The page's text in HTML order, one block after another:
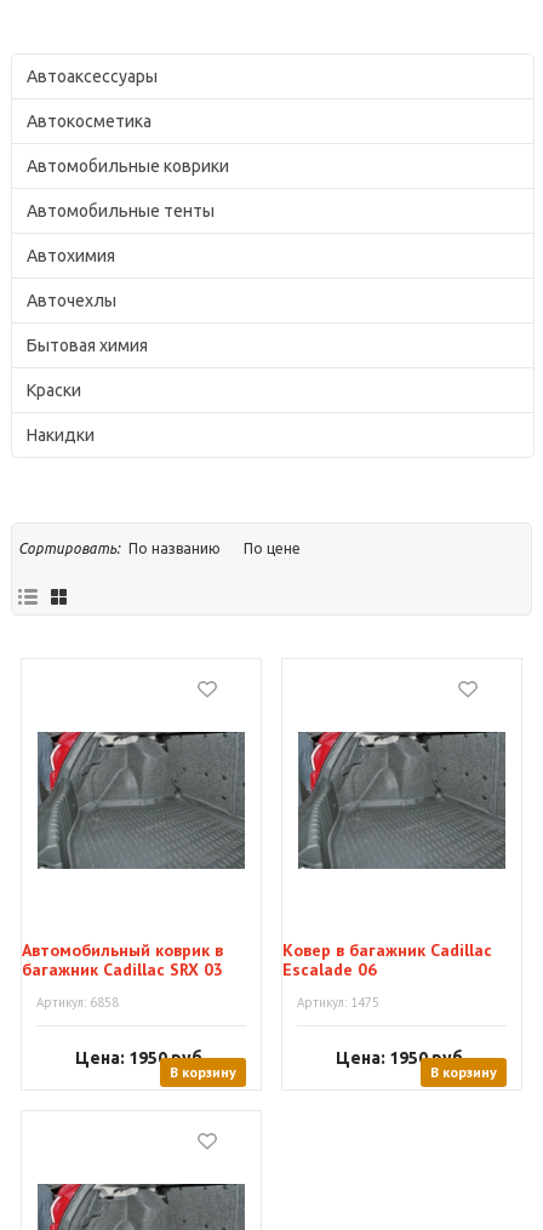
Автоаксессуары
Автокосметика
Автомобильные коврики
Автомобильные тенты
Автохимия
Авточехлы
Бытовая химия
Краски
Накидки
Сортировать: По названию По цене
Автомобильный коврик в
багажник Cadillac SRX 03
Артикул: 6858
Цена: 1950руб.
В корзину
Ковер в багажник Cadillac
Escalade 06
Артикул: 1475
Цена: 1950руб.
В корзину